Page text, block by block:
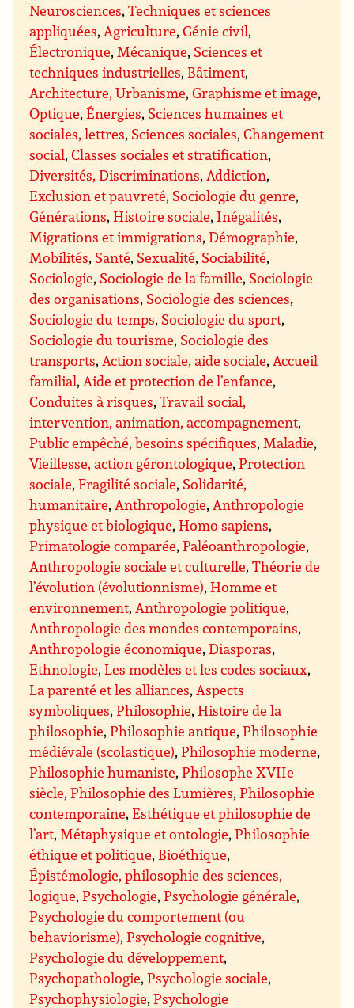
Neurosciences,Techniques et sciences
appliquées, Agriculture,Génie civil,
Électronique, Mécanique, Sciences et
techniques industrielles, Bâtiment,
Architecture, Urbanisme,Graphisme et image,
Optique,Énergies, Sciences humaines et
sociales, lettres, Sciences sociales,Changement
social,Classes sociales et stratification,
Diversités, Discriminations, Addiction,
Exclusion et pauvreté, Sociologie du genre,
Générations,Histoire sociale, Inégalités,
Migrations et immigrations,Démographie,
Mobilités, Santé, Sexualité, Sociabilité,
Sociologie, Sociologie de la famille, Sociologie
des organisations, Sociologie des sciences,
Sociologie du temps, Sociologie du sport,
Sociologie du tourisme, Sociologie des
transports, Action sociale, aide sociale, Accueil
familial, Aide et protection de l’enfance,
Conduites à risques,Travail social,
intervention, animation, accompagnement,
Public empêché, besoins spécifiques, Maladie,
Vieillesse, action gérontologique,Protection
sociale,Fragilité sociale, Solidarité,
humanitaire, Anthropologie, Anthropologie
physique et biologique,Homo sapiens,
Primatologie comparée,Paléoanthropologie,
Anthropologie sociale et culturelle,Théorie de
l’évolution (évolutionnisme),Homme et
environnement, Anthropologie politique,
Anthropologie des mondes contemporains,
Anthropologie économique,Diasporas,
Ethnologie,Les modèles et les codes sociaux,
La parenté et les alliances, Aspects
symboliques,Philosophie,Histoire de la
philosophie,Philosophie antique,Philosophie
médiévale (scolastique),Philosophie moderne,
Philosophie humaniste,Philosophe XVIIe
siècle,Philosophie des Lumières,Philosophie
contemporaine,Esthétique et philosophie de
l’art, Métaphysique et ontologie,Philosophie
éthique et politique, Bioéthique,
Épistémologie, philosophie des sciences,
logique,Psychologie,Psychologie générale,
Psychologie du comportement (ou
behaviorisme),Psychologie cognitive,
Psychologie du développement,
Psychopathologie,Psychologie sociale,
Psychophysiologie,Psychologie